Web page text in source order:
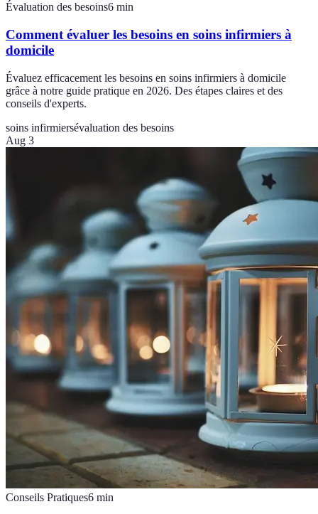
Évaluation des besoins6 min
Comment évaluer les besoins en soins infirmiers à
domicile
Évaluez efficacement les besoins en soins infirmiers à domicile
grâce à notre guide pratique en 2026. Des étapes claires et des
conseils d'experts.
soins infirmiersévaluation des besoins
Aug 3
Conseils Pratiques6 min